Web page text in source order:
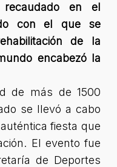
recaudado en el
con el que se
de la
encabezó la
de más de 1500
se llevó a cabo
fiesta que
El evento fue
de Deportes